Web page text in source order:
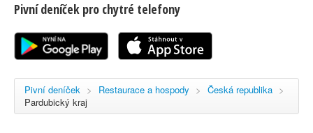
Registrace
Pivní deníček pro chytré telefony
Pivní deníček > Restaurace a hospody > Česká republika >
Pardubický kraj